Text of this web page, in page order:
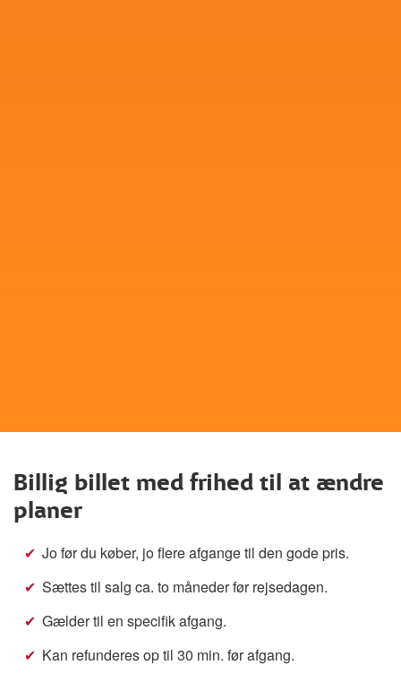
Billig billet med frihed til at ændre
planer
Jo før du køber, jo flere afgange til den gode pris.
Sættes til salg ca. to måneder før rejsedagen.
Gælder til en specifik afgang.
Kan refunderes op til 30 min. før afgang.